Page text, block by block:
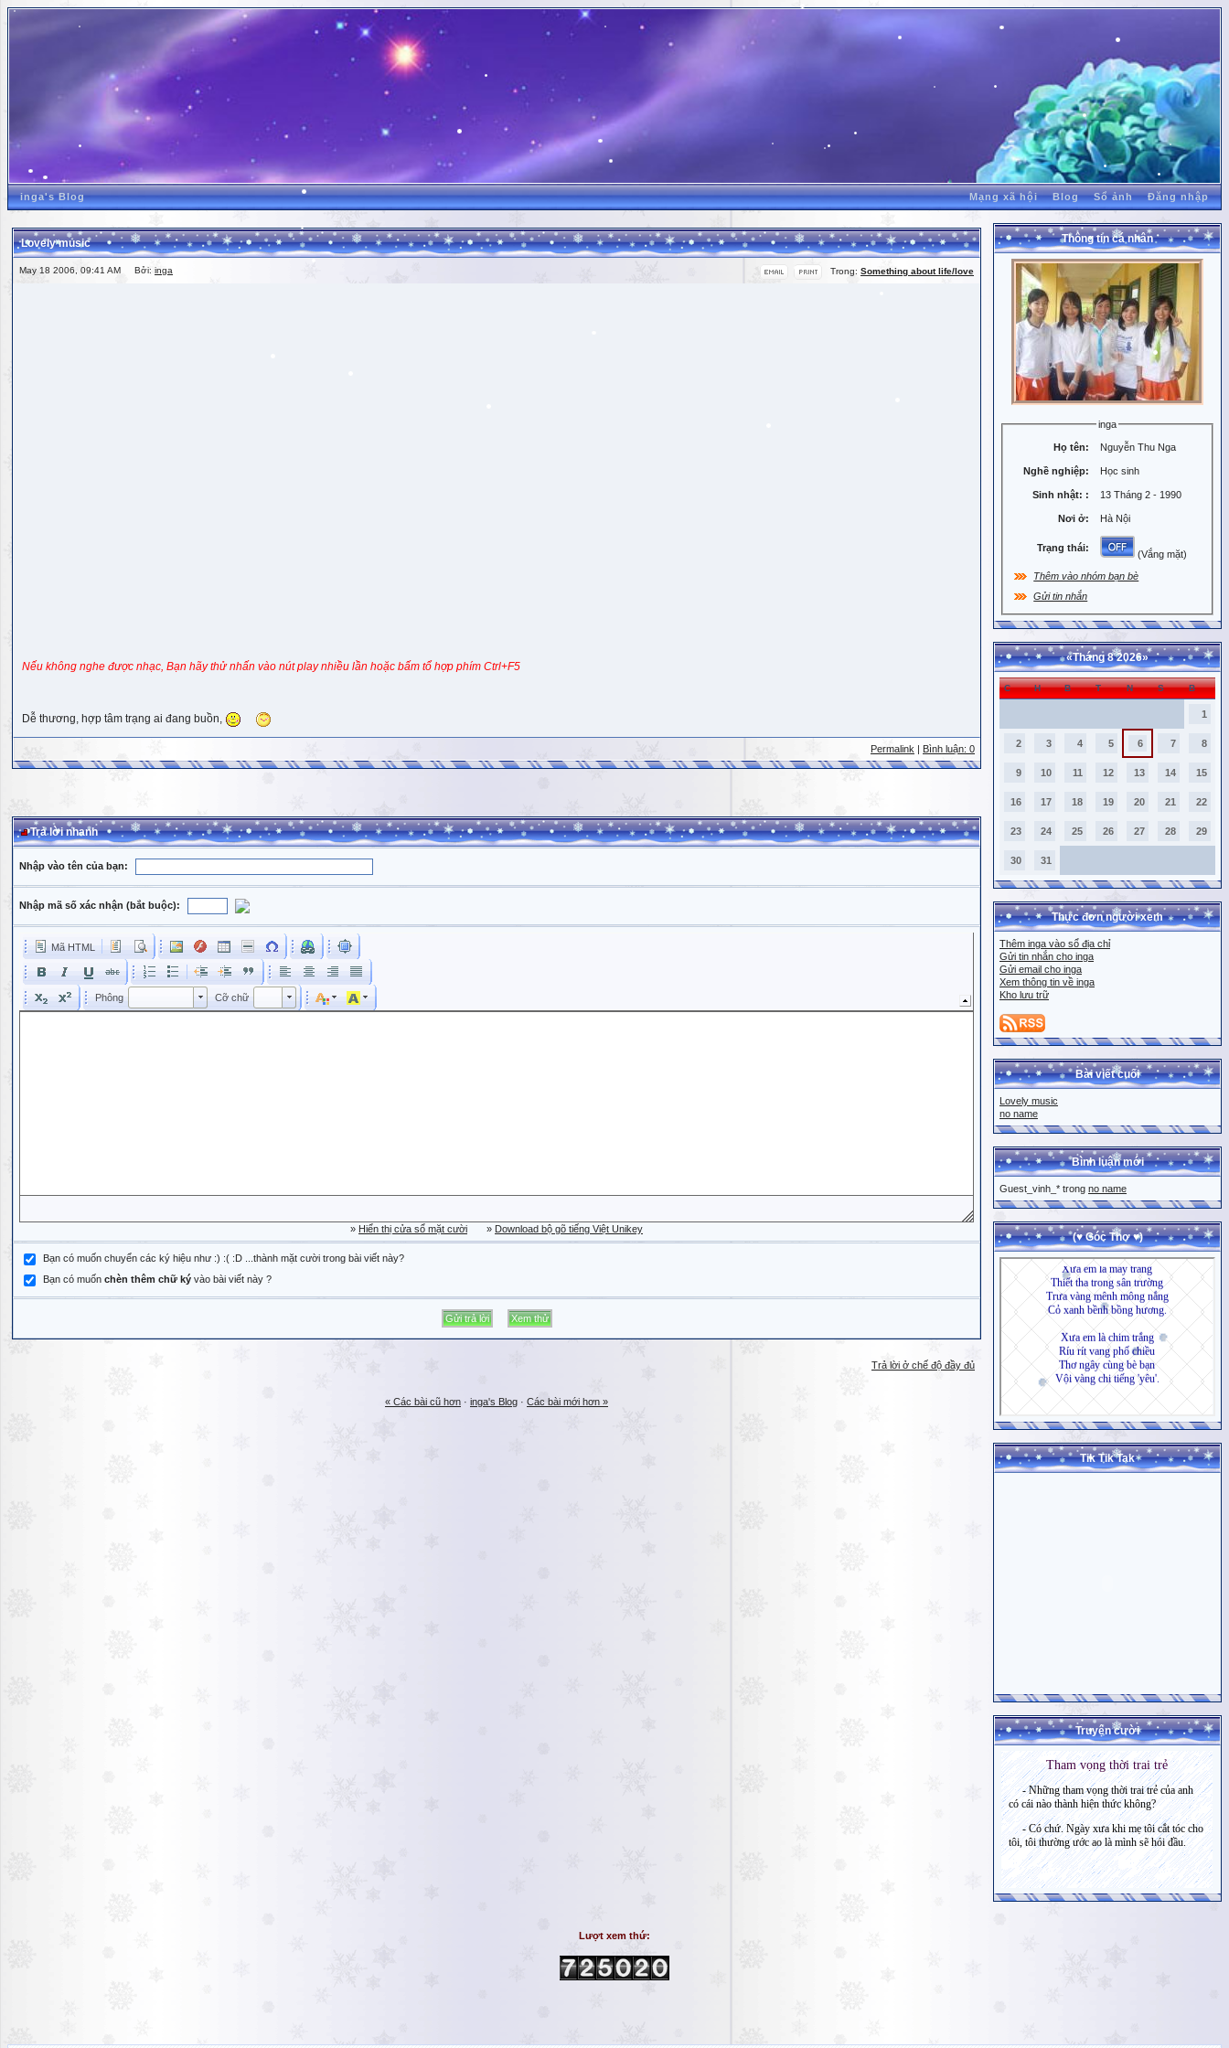
inga's Blog Mạng xã hội Blog Sổ ảnh Đăng nhập
Lovely music
Trong: Something about life/love
May 18 2006, 09:41 AM Bởi: inga
Nếu không nghe được nhạc, Bạn hãy thử nhấn vào nút play nhiều lần hoặc bấm tổ hợp phím Ctrl+F5
Dễ thương, hợp tâm trạng ai đang buồn,
Permalink Bình luận: 0
Trả lời nhanh
Nhập vào tên của bạn:
Nhập mã số xác nhận (bắt buộc):
Mã HTML
Phông Cỡ chữ Kích cỡ phông
» Hiển thị cửa sổ mặt cười » Download bộ gõ tiếng Việt Unikey
Bạn có muốn chuyển các ký hiệu như :) :( :D ...thành mặt cười trong bài viết này?
Bạn có muốn chèn thêm chữ ký vào bài viết này ?
Trả lời ở chế độ đầy đủ
« Các bài cũ hơn · inga's Blog · Các bài mới hơn »
Thông tin cá nhân
inga
Họ tên: Nguyễn Thu Nga
Nghề nghiệp: Học sinh
Sinh nhật: : 13 Tháng 2 - 1990
Nơi ở: Hà Nội
Trạng thái:
(Vắng mặt)
Thêm vào nhóm bạn bè
Gửi tin nhắn
«Tháng 8 2026»
C H B T N S B
1
2 3 4 5 6 7 8
9 10 11 12 13 14 15
16 17 18 19 20 21 22
23 24 25 26 27 28 29
30 31
Thực đơn người xem
Thêm inga vào sổ địa chỉ
Gửi tin nhắn cho inga
Gửi email cho inga
Xem thông tin về inga
Kho lưu trữ
Bài viết cuối
Lovely music
no name
Bình luận mới
Guest_vinh_* trong no name
(♥ Góc Thơ ♥)
Tik Tik Tak
Truyện cười
Lượt xem thứ: